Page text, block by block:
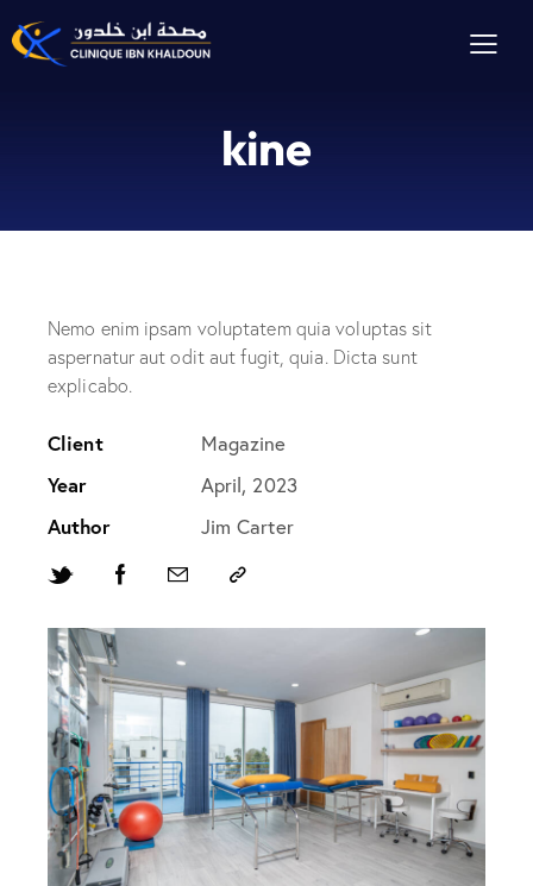
kine
Nemo enim ipsam voluptatem quia voluptas sit
aspernatur aut odit aut fugit, quia. Dicta sunt
explicabo.
Client
Magazine
Year
April, 2023
Author
Jim Carter